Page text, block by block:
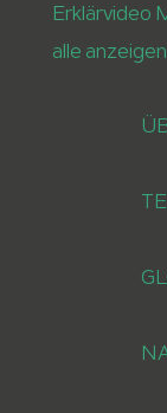
Erklärvideo
alle anzeigen